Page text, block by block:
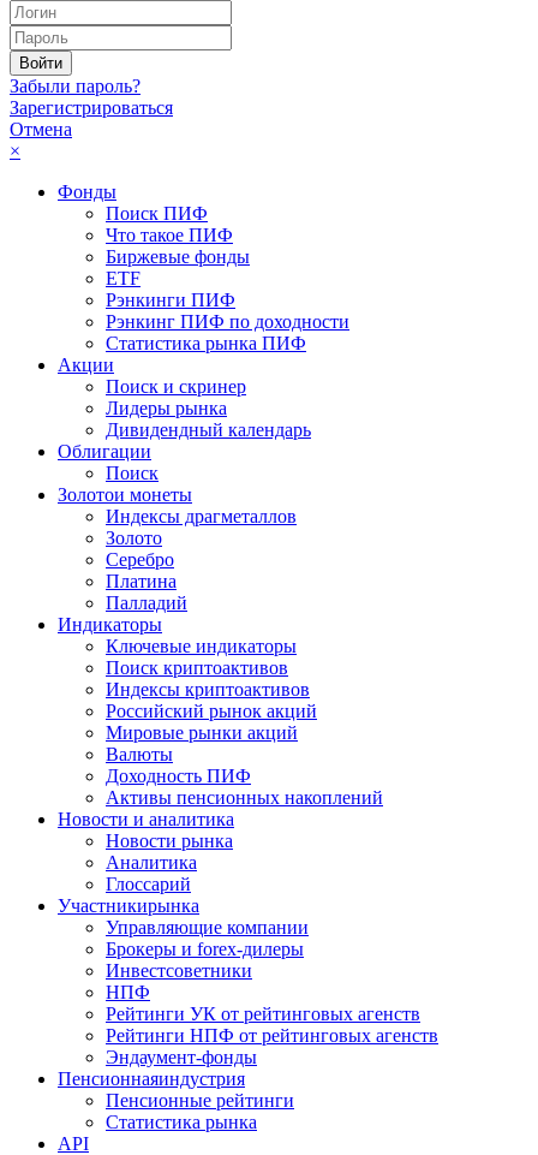
Забыли пароль?
Зарегистрироваться
Отмена
×
Фонды
Поиск ПИФ
Что такое ПИФ
Биржевые фонды
ETF
Рэнкинги ПИФ
Рэнкинг ПИФ по доходности
Статистика рынка ПИФ
Акции
Поиск и скринер
Лидеры рынка
Дивидендный календарь
Облигации
Поиск
Золотои монеты
Индексы драгметаллов
Золото
Серебро
Платина
Палладий
Индикаторы
Ключевые индикаторы
Поиск криптоактивов
Индексы криптоактивов
Российский рынок акций
Мировые рынки акций
Валюты
Доходность ПИФ
Активы пенсионных накоплений
Новости и аналитика
Новости рынка
Аналитика
Глоссарий
Участникирынка
Управляющие компании
Брокеры и forex-дилеры
Инвестсоветники
НПФ
Рейтинги УК от рейтинговых агенств
Рейтинги НПФ от рейтинговых агенств
Эндаумент-фонды
Пенсионнаяиндустрия
Пенсионные рейтинги
Статистика рынка
API